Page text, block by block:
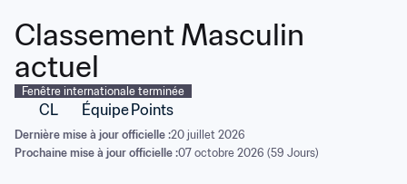
Classement Masculin
actuel
Fenêtre internationale terminée
CL Équipe Points
Dernière mise à jour officielle :20 juillet 2026
Prochaine mise à jour officielle :07 octobre 2026 (59 Jours)